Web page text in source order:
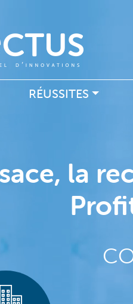
principale
RÉUSSITES
la